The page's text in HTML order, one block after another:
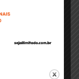
e garante
Denúncia
de